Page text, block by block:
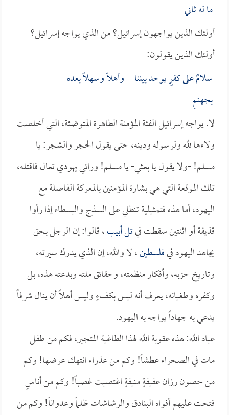
ما له ثاني
أولئك الذين يواجهون إسرائيل؟ من الذي يواجه إسرائيل؟
أولئك الذين يقولون:
سلامٌ على كفرٍ يوحد بيننا وأهلاً وسهلاً بعده
بجهنمِ
لا. يواجه إسرائيل الفئة المؤمنة الطاهرة المتوضئة، التي أخلصت
ولاءها لله ولرسوله ودينه، حتى يقول الحجر والشجر: يا
مسلم! -ولا يقول يا بعثي- يا مسلم! ورائي يهودي تعال فاقتله،
تلك الموقعة التي هي بشارة المؤمنين بالمعركة الفاصلة مع
اليهود، أما هذه فتمثيلية تنطلي على السذج والبسطاء إذا رأوا
قذيفة أو اثنتين سقطت فيتل أبيب، قالوا: إن الرجل بحق
يجاهد اليهود فيفلسطين، لا والله، إن الذي يدرك سيرته،
وتاريخ حزبه، وأفكار منظمته، وحقائق ملته وبدعته هذه، بل
وكفره وطغيانه، يعرف أنه ليس بكفءٍ وليس أهلاً أن ينال شرفاً
يدعي به جهاداً يواجه به اليهود.
عباد الله: هذه عقوبة الله لهذا الطاغية المتجبر، فكم من طفل
مات في الصحراء عطشاً! وكم من عذراء انتهك عرضها! وكم
من حصون رزان عفيفةٍ منيفةٍ اغتصبت غصباً! وكم من أناسٍ
فتحت عليهم أفواه البنادق والرشاشات ظلماً وعدواناً! وكم من